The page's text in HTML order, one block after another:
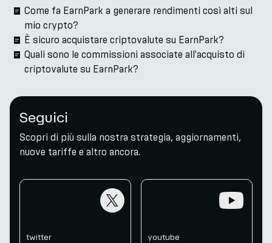
Come fa EarnPark a generare rendimenti così alti sul
mio crypto?
È sicuro acquistare criptovalute su EarnPark?
Quali sono le commissioni associate all'acquisto di
criptovalute su EarnPark?
Seguici
Scopri di più sulla nostra strategia, aggiornamenti,
nuove tariffe e altro ancora.
twitter youtube